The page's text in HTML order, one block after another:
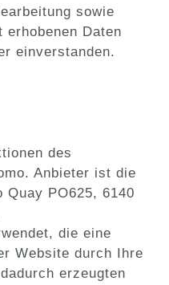
sowie
Daten
einverstanden.
des
Anbieter ist die
PO625, 6140
die eine
Website durch Ihre
erzeugten